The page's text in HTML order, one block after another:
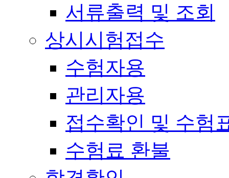
서류출력 및 조회
상시시험접수
수험자용
관리자용
접수확인 및 수험
수험료 환불